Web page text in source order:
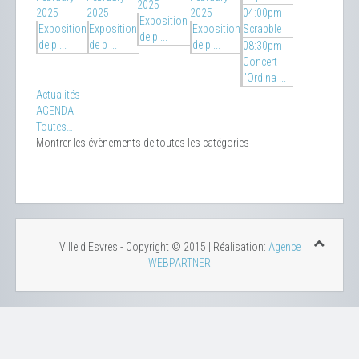
2025
Exposition
de p ...
2025
Exposition
de p ...
2025
Exposition
de p ...
2025
Exposition
de p ...
04:00pm
Scrabble
08:30pm
Concert
"Ordina ...
Actualités
AGENDA
Toutes…
Montrer les évènements de toutes les catégories
Ville d'Esvres - Copyright © 2015 | Réalisation: Agence
WEBPARTNER